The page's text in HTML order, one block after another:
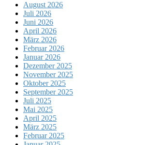
August 2026
Juli 2026
Juni 2026
April 2026
März 2026
Februar 2026
Januar 2026
Dezember 2025
November 2025
Oktober 2025
September 2025
Juli 2025
Mai 2025
April 2025
März 2025
Februar 2025